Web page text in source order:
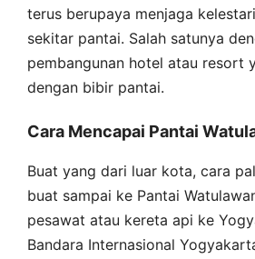
terus berupaya menjaga
sekitar pantai. Salah satunya
pembangunan hotel atau resort
dengan bibir pantai.
Cara Mencapai Pantai
Buat yang dari luar kota, cara
buat sampai ke Pantai
pesawat atau kereta api ke
Bandara Internasional